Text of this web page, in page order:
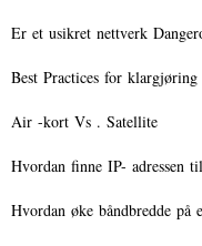
Er et usikret nettverk
Best Practices for
Air -kort Vs . Satellite
Hvordan finne IP- adressen
Hvordan øke båndbredde på